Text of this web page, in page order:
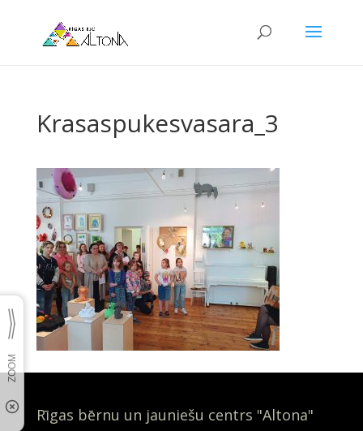
Krasaspukesvasara_3
Rīgas bērnu un jauniešu centrs "Altona"